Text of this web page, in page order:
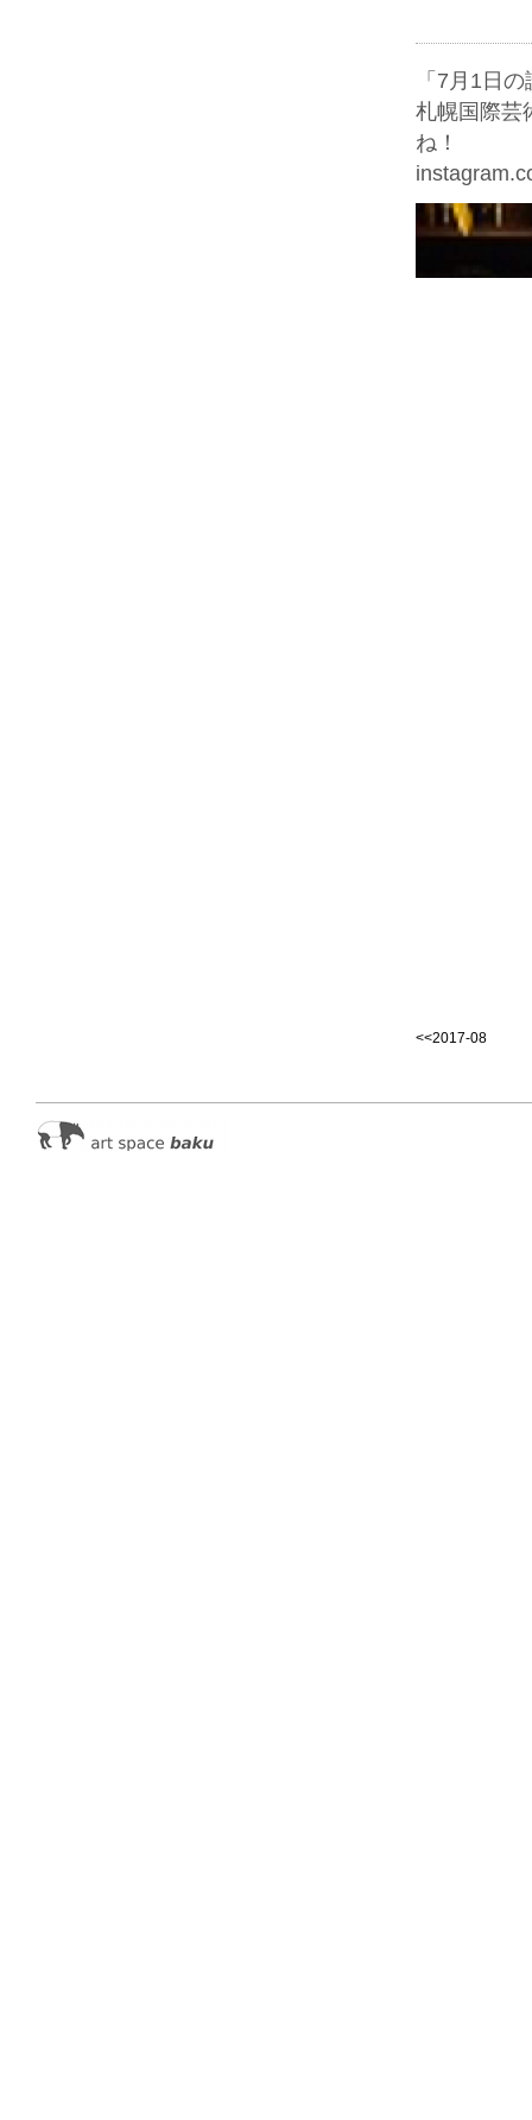
「7月1日
札幌国際芸
ね！
<<2017-08